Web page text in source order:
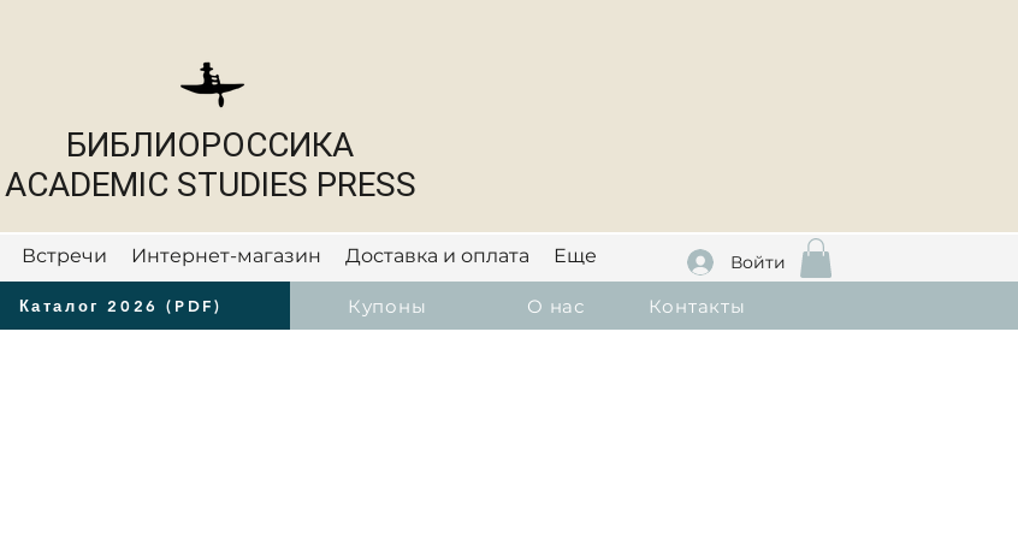
БИБЛИОРОССИКА
ACADEMIC STUDIES PRESS
Встречи Интернет-магазин Доставка и оплата Еще
Новости Купоны О нас Контакты
Войти
Каталог 2026 (PDF)